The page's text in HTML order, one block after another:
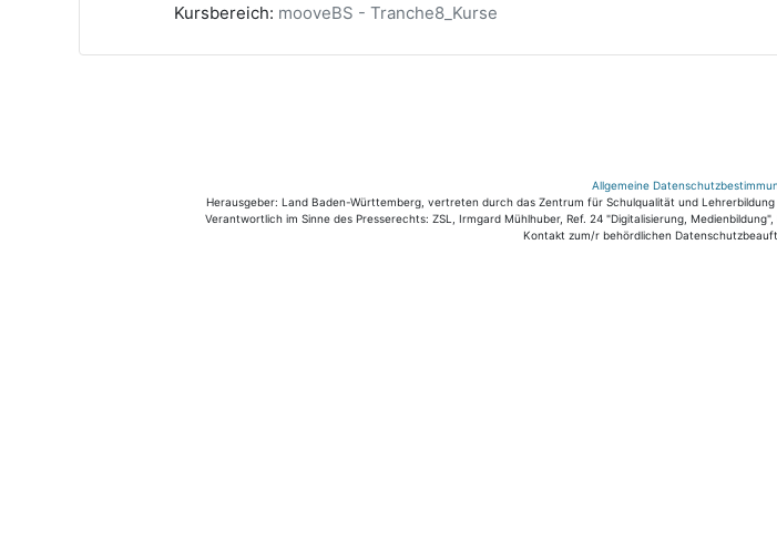
Kursbereich: mooveBS - Tranche8_Kurse
Allgemeine
Herausgeber: Land Baden-Württemberg, vertreten durch das Zentrum für Schulqualität und
Verantwortlich im Sinne des Presserechts: ZSL, Irmgard Mühlhuber, Ref. 24 "Digitalisierung,
Kontakt zum/r behördlichen